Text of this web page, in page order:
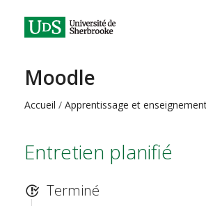
Moodle
Accueil Apprentissage et
Entretien planifié
Terminé